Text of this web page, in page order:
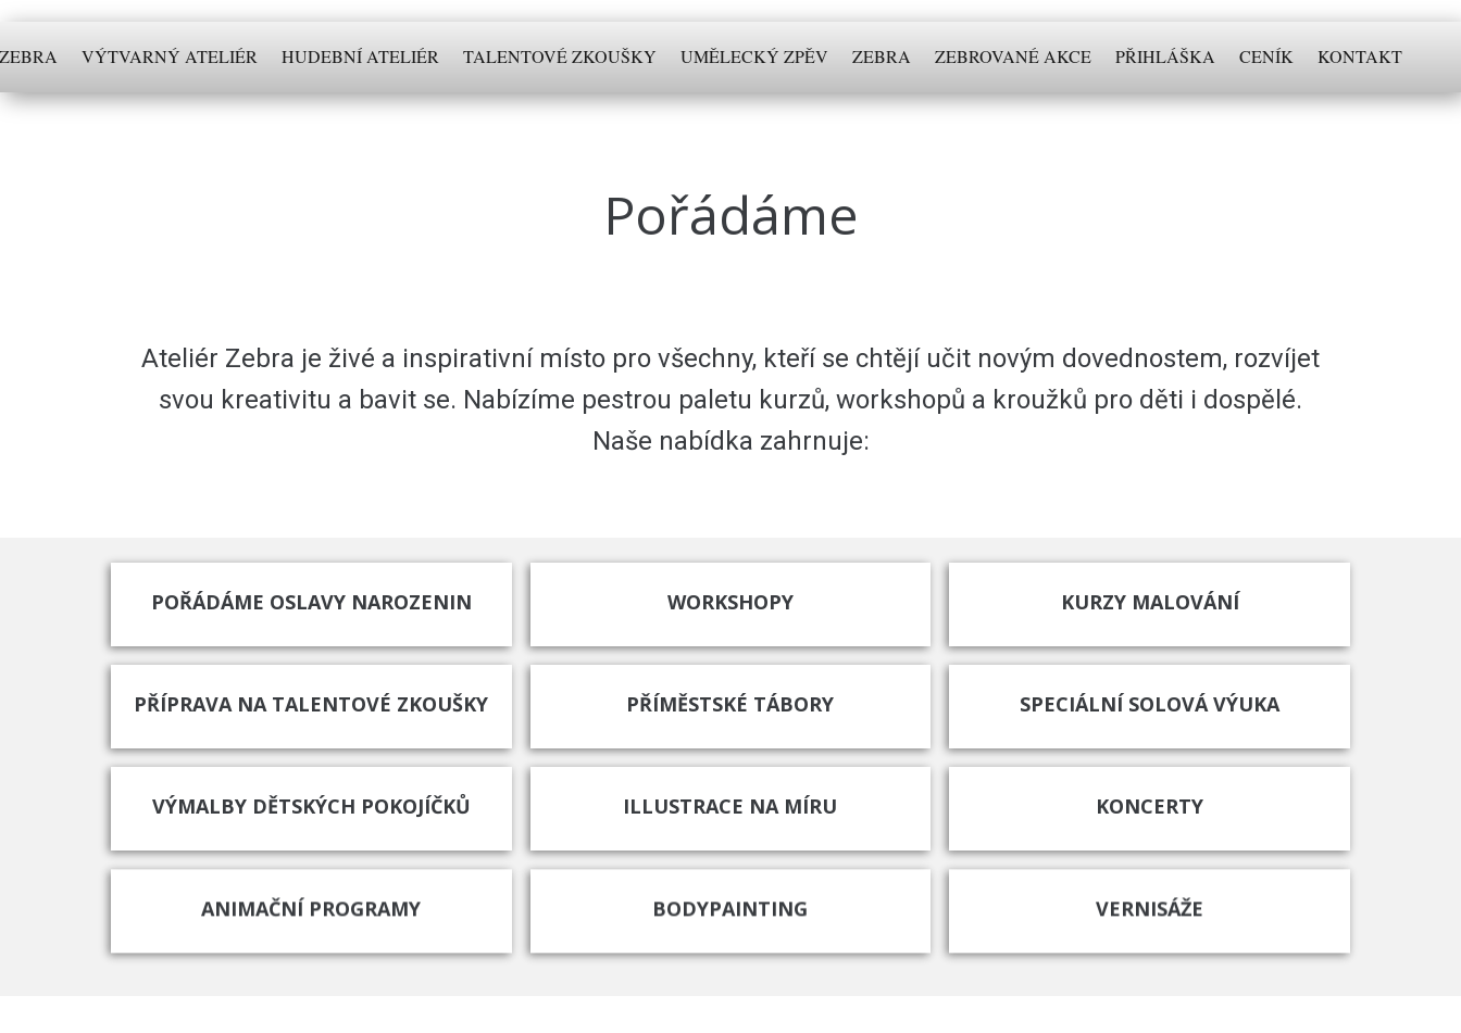
VÝTVARNÝ ATELIÉR HUDEBNÍ ATELIÉR TALENTOVÉ ZKOUŠKY UMĚLECKÝ ZPĚV ZEBRA ZEBROVANÉ AKCE PŘIHLÁŠKA CENÍK KONTAKT
Pořádáme
Ateliér Zebra je živé a inspirativní místo pro všechny, kteří se chtějí učit novým dovednostem, rozvíjet
svou kreativitu a bavit se. Nabízíme pestrou paletu kurzů, workshopů a kroužků pro děti i dospělé.
Naše nabídka zahrnuje:
POŘÁDÁME OSLAVY NAROZENIN WORKSHOPY KURZY MALOVÁNÍ
PŘÍPRAVA NA TALENTOVÉ ZKOUŠKY PŘÍMĚSTSKÉ TÁBORY SPECIÁLNÍ SOLOVÁ VÝUKA
VÝMALBY DĚTSKÝCH POKOJÍČKŮ ILLUSTRACE NA MÍRU KONCERTY
ANIMAČNÍ PROGRAMY BODYPAINTING VERNISÁŽE